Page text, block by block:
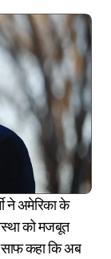
को मजबूत
साफ कहा कि अब